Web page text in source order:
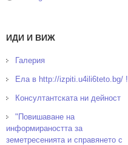
ИДИ И ВИЖ
Галерия
Ела в http://izpiti.u4ili6teto.bg/ !
Консултантската ни дейност
"Повишаване на
информираността за
земетресенията и справянето с